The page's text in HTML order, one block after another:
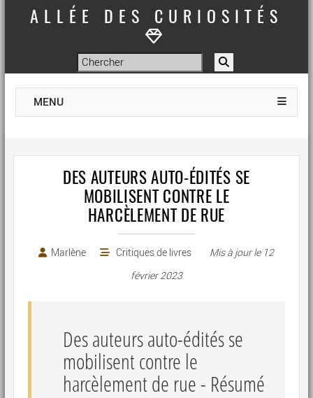
ALLÉE DES CURIOSITÉS
MENU
DES AUTEURS AUTO-ÉDITÉS SE
MOBILISENT CONTRE LE
HARCÈLEMENT DE RUE
Marlène Critiques de livres Mis à jour le 12
février 2023
Des auteurs auto-édités se
mobilisent contre le
harcèlement de rue- Résumé